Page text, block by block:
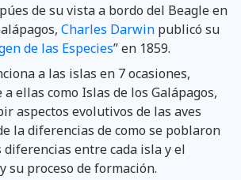
de su vista a bordo del Beagle en
Charles Darwin publicó su
de las Especies” en 1859.
a las islas en 7 ocasiones,
ellas como Islas de los Galápagos,
aspectos evolutivos de las aves
la diferencias de como se poblaron
diferencias entre cada isla y el
su proceso de formación.